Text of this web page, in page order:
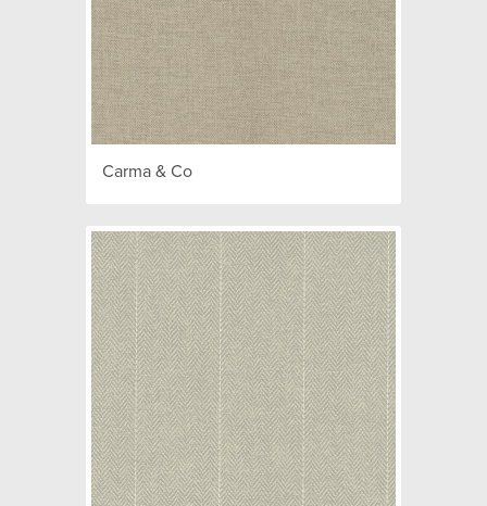
Carma & Co